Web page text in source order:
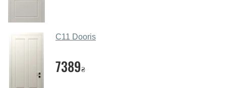
дверних полотен проводиться індивідуально для
кожного відвідувача.
Так, робимо. Наші фахівці можуть зробити замір та
C11 Dooris
7389₴